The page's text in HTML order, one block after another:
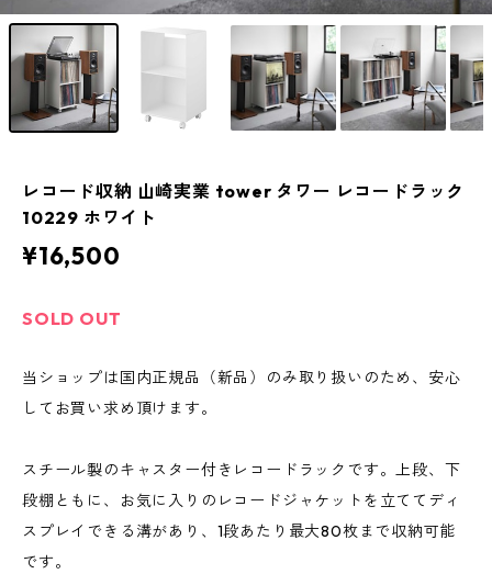
レコード収納 山崎実業 tower タワー レコードラック
10229 ホワイト
¥16,500
SOLD OUT
当ショップは国内正規品（新品）のみ取り扱いのため、安心
してお買い求め頂けます。
スチール製のキャスター付きレコードラックです。上段、下
段棚ともに、お気に入りのレコードジャケットを立ててディ
スプレイできる溝があり、1段あたり最大80枚まで収納可能
です。